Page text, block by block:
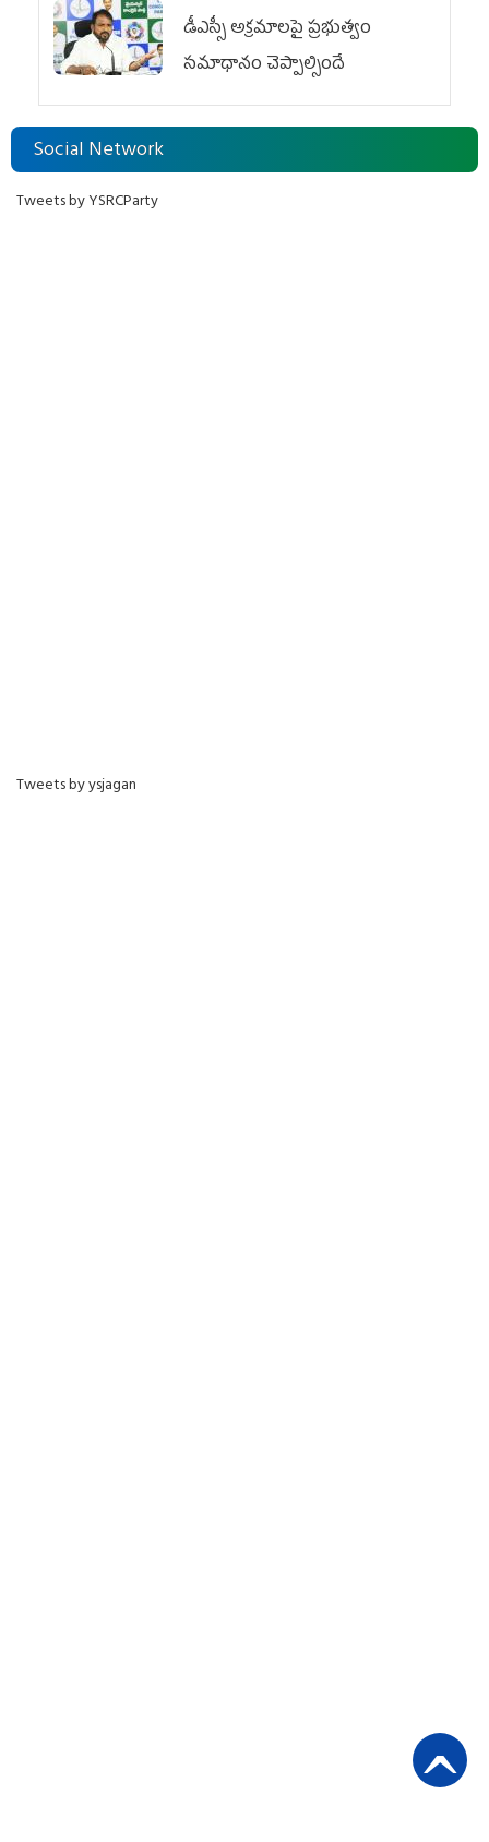
డీఎస్సీ అక్రమాలపై ప్రభుత్వం
సమాధానం చెప్పాల్సిందే
Social Network
Tweets by YSRCParty
Tweets by ysjagan